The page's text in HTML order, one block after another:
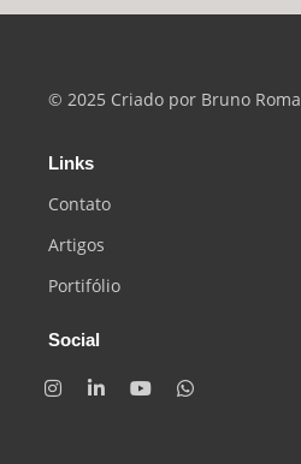
© 2025 Criado por Bruno Roma
Links
Contato
Artigos
Portifólio
Social